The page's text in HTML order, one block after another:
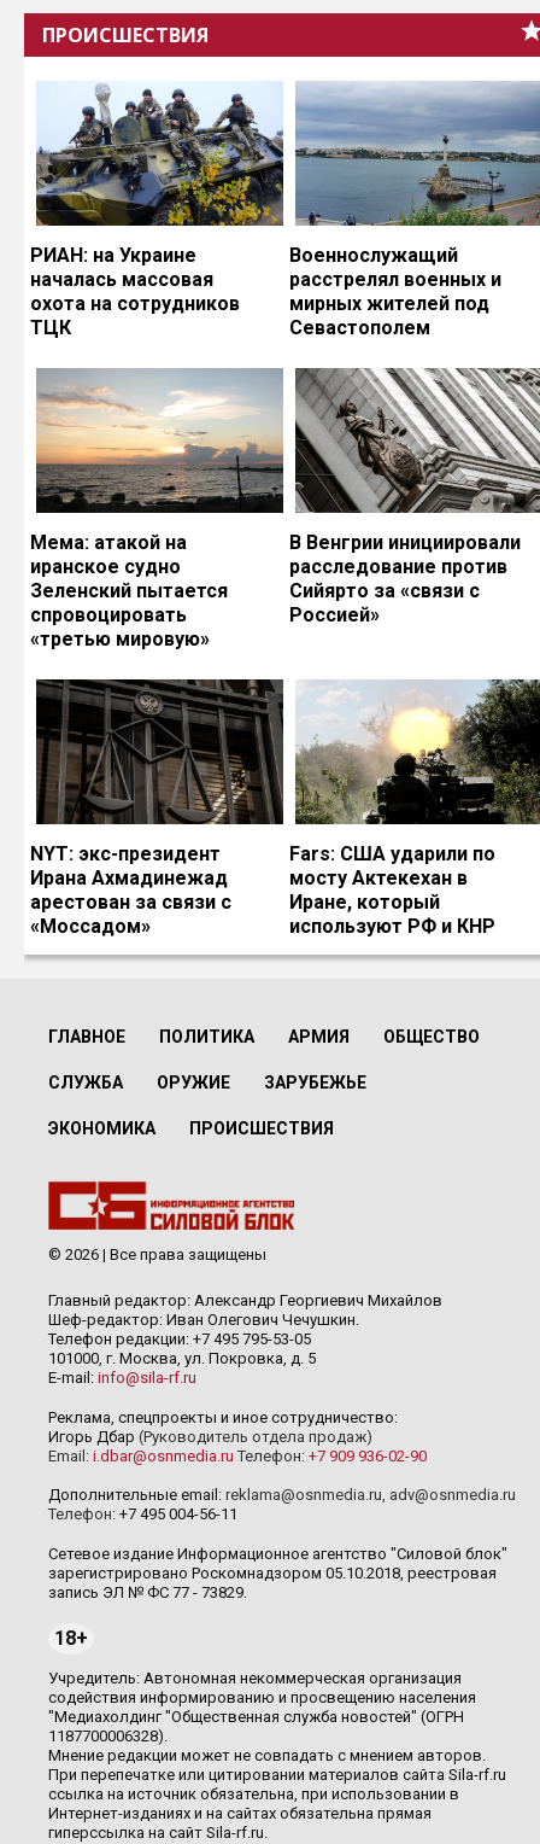
ПРОИСШЕСТВИЯ
РИАН: на Украине
началась массовая
охота на сотрудников
ТЦК
Военнослужащий
расстрелял военных и
мирных жителей под
Севастополем
Мема: атакой на
иранское судно
Зеленский пытается
спровоцировать
«третью мировую»
В Венгрии инициировали
расследование против
Сийярто за «связи с
Россией»
NYT: экс-президент
Ирана Ахмадинежад
арестован за связи с
«Моссадом»
Fars: США ударили по
мосту Актекехан в
Иране, который
используют РФ и КНР
ГЛАВНОЕ ПОЛИТИКА АРМИЯ ОБЩЕСТВО
СЛУЖБА ОРУЖИЕ ЗАРУБЕЖЬЕ
ЭКОНОМИКА ПРОИСШЕСТВИЯ
© 2026 | Все права защищены
Главный редактор: Александр Георгиевич Михайлов
Шеф-редактор: Иван Олегович Чечушкин.
Телефон редакции: +7 495 795-53-05
101000, г. Москва, ул. Покровка, д. 5
E-mail: info@sila-rf.ru
Реклама, спецпроекты и иное сотрудничество:
Игорь Дбар (Руководитель отдела продаж)
Email: i.dbar@osnmedia.ru Телефон: +7 909 936-02-90
Дополнительные email: reklama@osnmedia.ru, adv@osnmedia.ru
Телефон: +7 495 004-56-11
Сетевое издание Информационное агентство "Силовой блок"
зарегистрировано Роскомнадзором 05.10.2018, реестровая
запись ЭЛ № ФС 77 - 73829.
18+
Учредитель: Автономная некоммерческая организация
содействия информированию и просвещению населения
"Медиахолдинг "Общественная служба новостей" (ОГРН
1187700006328).
Мнение редакции может не совпадать с мнением авторов.
При перепечатке или цитировании материалов сайта Sila-rf.ru
ссылка на источник обязательна, при использовании в
Интернет-изданиях и на сайтах обязательна прямая
гиперссылка на сайт Sila-rf.ru.